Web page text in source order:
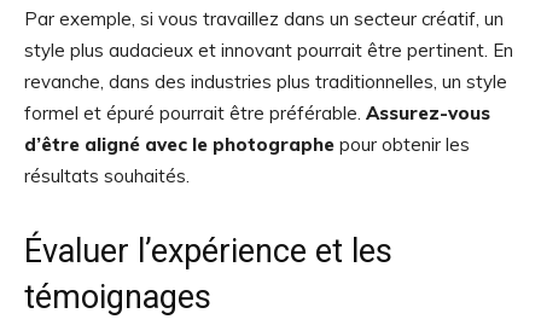
Par exemple, si vous travaillez dans un secteur créatif, un
style plus audacieux et innovant pourrait être pertinent. En
revanche, dans des industries plus traditionnelles, un style
formel et épuré pourrait être préférable. Assurez-vous
d’être aligné avec le photographe pour obtenir les
résultats souhaités.
Évaluer l’expérience et les
témoignages